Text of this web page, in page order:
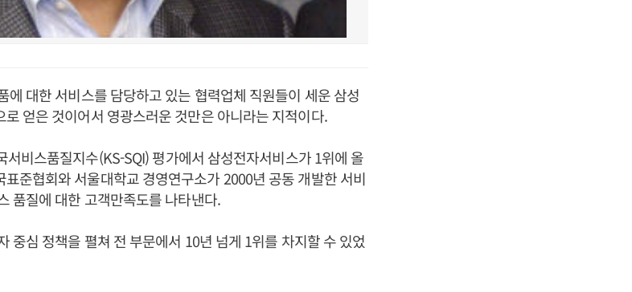
에 대한 서비스를 담당하고 있는 협력업체 직원들이 세운 삼성
얻은 것이어서 영광스러운 것만은 아니라는 지적이다.
비스품질지수(KS-SQI) 평가에서 삼성전자서비스가 1위에 올
준협회와 서울대학교 경영연구소가 2000년 공동 개발한 서비
품질에 대한 고객만족도를 나타낸다.
중심 정책을 펼쳐 전 부문에서 10년 넘게 1위를 차지할 수 있었